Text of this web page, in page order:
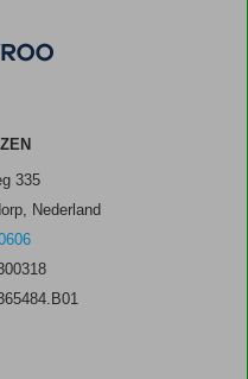
335
Nederland